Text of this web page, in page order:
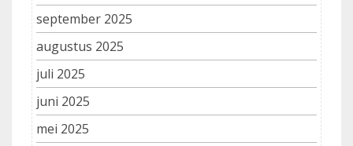
september 2025
augustus 2025
juli 2025
juni 2025
mei 2025